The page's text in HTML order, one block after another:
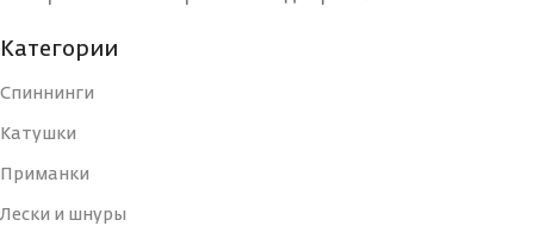
Категории
Спиннинги
Катушки
Приманки
Лески и шнуры